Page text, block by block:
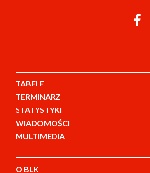
TABELE
TERMINARZ
STATYSTYKI
WIADOMOŚCI
MULTIMEDIA
O BLK